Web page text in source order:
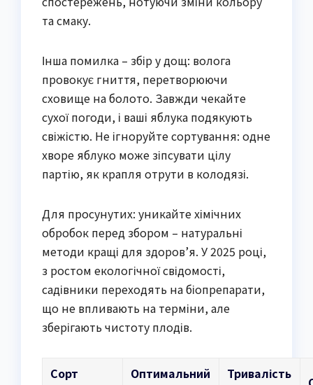
та смаку.
Інша помилка – збір у дощ: волога
провокує гниття, перетворюючи
сховище на болото. Завжди чекайте
сухої погоди, і ваші яблука подякують
свіжістю. Не ігноруйте сортування: одне
хворе яблуко може зіпсувати цілу
партію, як крапля отрути в колодязі.
Для просунутих: уникайте хімічних
обробок перед збором – натуральні
методи кращі для здоров’я. У 2025 році,
з ростом екологічної свідомості,
садівники переходять на біопрепарати,
що не впливають на терміни, але
зберігають чистоту плодів.
Сорт
Оптимальний
Тривалість